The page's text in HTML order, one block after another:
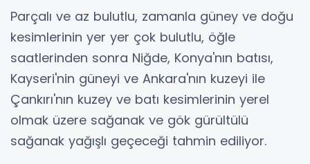
Parçalı ve az bulutlu, zamanla güney ve doğu
kesimlerinin yer yer çok bulutlu, öğle
saatlerinden sonra Niğde, Konya'nın batısı,
Kayseri'nin güneyi ve Ankara'nın kuzeyi ile
Çankırı'nın kuzey ve batı kesimlerinin yerel
olmak üzere sağanak ve gök gürültülü
sağanak yağışlı geçeceği tahmin ediliyor.